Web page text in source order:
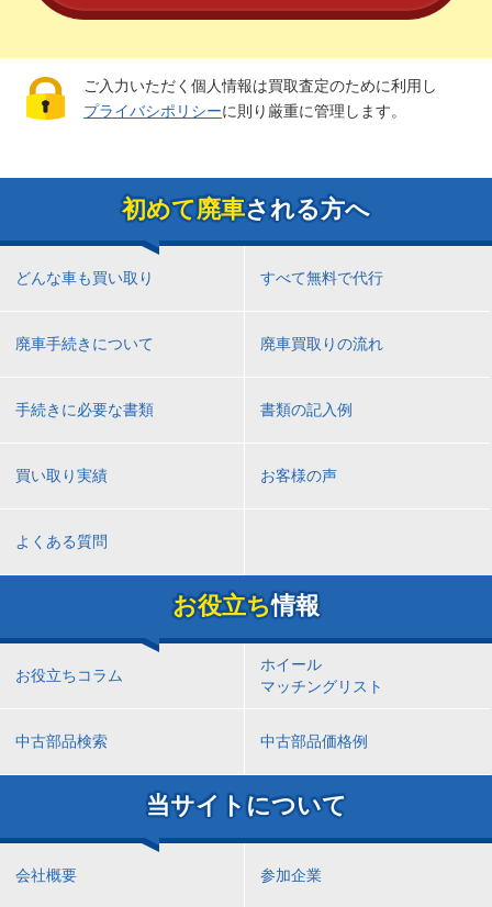
ご入力いただく個人情報は買取査定のために利用し
プライバシポリシーに則り厳重に管理します。
初めて廃車される方へ
どんな車も買い取り すべて無料で代行
廃車手続きについて 廃車買取りの流れ
手続きに必要な書類 書類の記入例
買い取り実績 お客様の声
よくある質問
お役立ち情報
お役立ちコラム
ホイール
マッチングリスト
中古部品検索 中古部品価格例
当サイトについて
会社概要 参加企業